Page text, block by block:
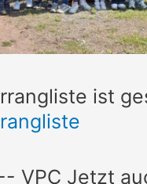
ist
VPC Jetzt